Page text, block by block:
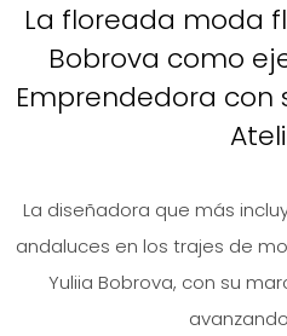
La floreada moda
Bobrova como
Emprendedora con
La diseñadora que más
andaluces en los trajes de
Yuliia Bobrova, con su